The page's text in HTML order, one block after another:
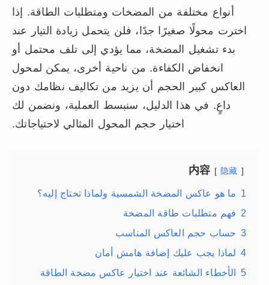
أنواع مختلفة من المضخات ومتطلبات الطاقة. إذا
اخترت محولًا صغيرًا جدًا، فلن يتحمل زيادة التيار عند
بدء تشغيل المضخة، مما يؤدي إلى تلف محتمل أو
انخفاض الكفاءة. من ناحية أخرى، يمكن لمحول
العاكس كبير الحجم أن يزيد من تكاليف نظامك دون
داعٍ. في هذا الدليل، سنبسط العملية، ونضمن لك
اختيار حجم المحول المثالي لاحتياجاتك.
内容 隐藏
1 ما هو عاكس المضخة الشمسية ولماذا تحتاج إليه؟
2 فهم متطلبات طاقة المضخة
3 حساب حجم العاكس المناسب
4 لماذا يجب عليك إضافة هامش أمان
5 الأخطاء الشائعة عند اختيار عاكس مضخة الطاقة